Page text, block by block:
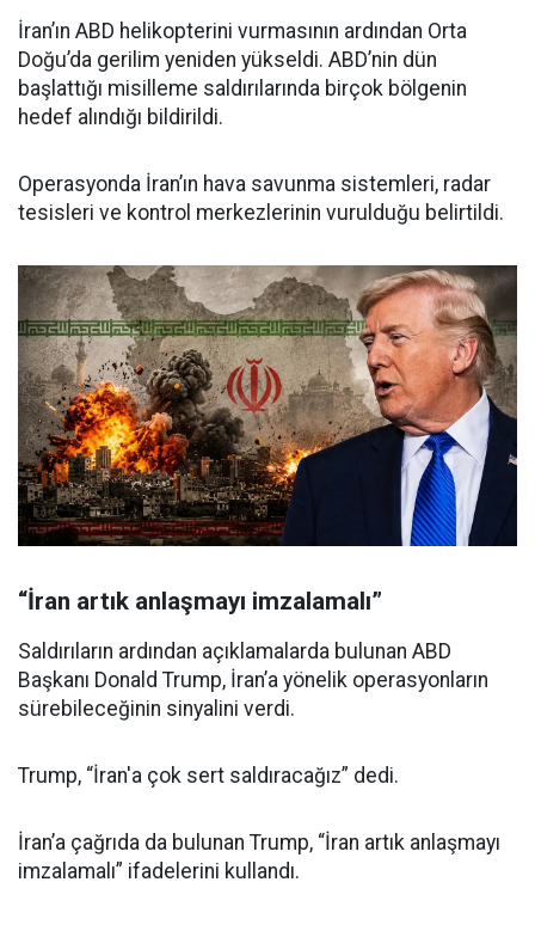
İran’ın ABD helikopterini vurmasının ardından Orta
Doğu’da gerilim yeniden yükseldi. ABD’nin dün
başlattığı misilleme saldırılarında birçok bölgenin
hedef alındığı bildirildi.
Operasyonda İran’ın hava savunma sistemleri, radar
tesisleri ve kontrol merkezlerinin vurulduğu belirtildi.
“İran artık anlaşmayı imzalamalı”
Saldırıların ardından açıklamalarda bulunan ABD
Başkanı Donald Trump, İran’a yönelik operasyonların
sürebileceğinin sinyalini verdi.
Trump, “İran'a çok sert saldıracağız” dedi.
İran’a çağrıda da bulunan Trump, “İran artık anlaşmayı
imzalamalı” ifadelerini kullandı.